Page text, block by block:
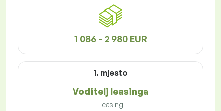
1 086 - 2 980 EUR
1. mjesto
Voditelj leasinga
Leasing